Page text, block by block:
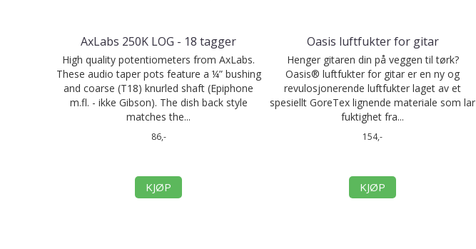
AxLabs 250K LOG - 18 tagger
High quality potentiometers from AxLabs.
These audio taper pots feature a ¼” bushing
and coarse (T18) knurled shaft (Epiphone
m.fl. - ikke Gibson). The dish back style
matches the...
86,-
KJØP
Oasis luftfukter for gitar
Henger gitaren din på veggen til tørk?
Oasis® luftfukter for gitar er en ny og
revulosjonerende luftfukter laget av et
spesiellt GoreTex lignende materiale som lar
fuktighet fra...
154,-
KJØP